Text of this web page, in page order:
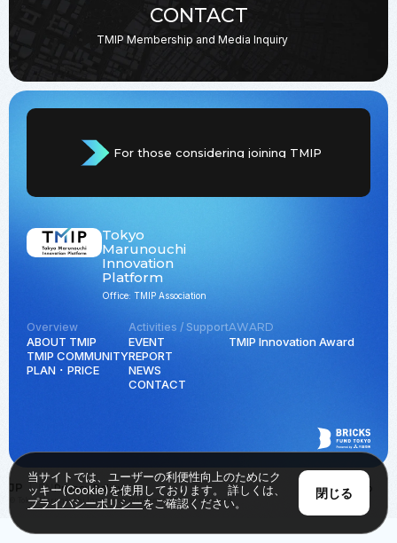
CONTACT
TMIP Membership and Media Inquiry
For those considering joining TMIP
Tokyo
Marunouchi
Innovation
Platform
Office: TMIP Association
Overview
ABOUT TMIP
TMIP COMMUNITY
PLAN ･ PRICE
Activities / Support
EVENT
REPORT
NEWS
CONTACT
AWARD
TMIP Innovation Award
JP ENPrivacy Policy
© Tokyo Marunouchi Innovation Platform all rights reserved.
Back to Top
当サイトでは、ユーザーの利便性向上のためにク
ッキー(Cookie)を使用しております。 詳しくは、
プライバシーポリシーをご確認ください。
閉じる